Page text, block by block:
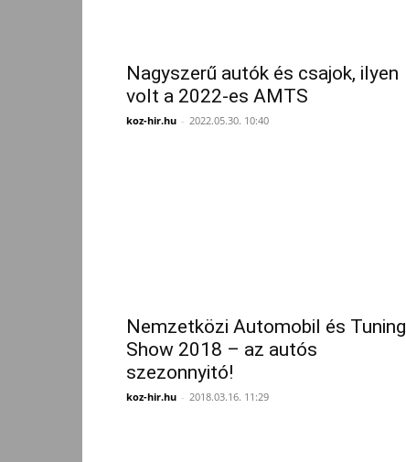
Nagyszerű autók és csajok, ilyen
volt a 2022-es AMTS
koz-hir.hu - 2022.05.30. 10:40
Nemzetközi Automobil és Tuning
Show 2018 – az autós
szezonnyitó!
koz-hir.hu - 2018.03.16. 11:29